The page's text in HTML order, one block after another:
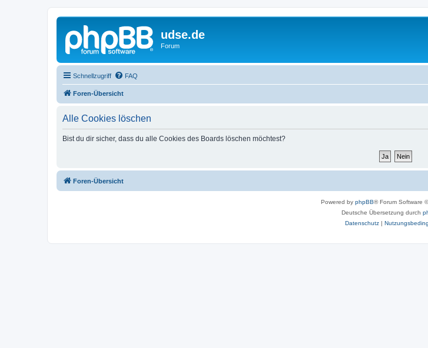
udse.de
Forum
Schnellzugriff FAQ
Foren-Übersicht
Alle Cookies löschen
Bist du dir sicher, dass du alle Cookies des Boards löschen möchtest?
Foren-Übersicht
Powered by phpBB® Forum Software
Deutsche Übersetzung durch
Datenschutz|